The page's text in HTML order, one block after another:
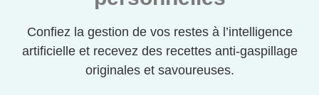
Confiez la gestion de vos restes à l’intelligence
artificielle et recevez des recettes anti-gaspillage
originales et savoureuses.